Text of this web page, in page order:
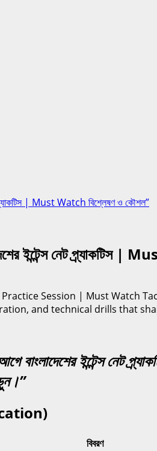
| Must Watch বিশ্লেষণ ও কৌশল”
ইন্টেন্স নেট প্র্যাকটিস |
ইন্টেন্স নেট
বিবরণ